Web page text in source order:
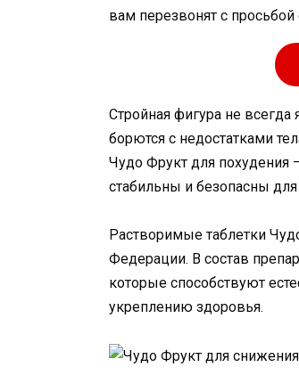
вам перезвонят с просьбой
Стройная фигура не
борются с недостатками
Чудо Фрукт для похудения
стабильны и безопасны для
Растворимые таблетки
Федерации. В состав
которые способствуют
укреплению здоровья.